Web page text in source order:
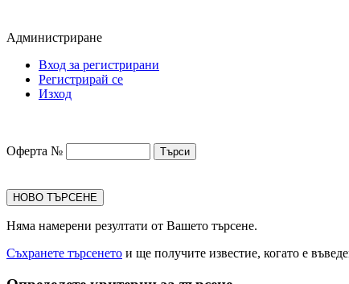
Администриране
Вход за регистрирани
Регистрирай се
Изход
Оферта №
НОВО ТЪРСЕНЕ
Няма намерени резултати от Вашето търсене.
Съхранете търсенето и ще получите известие, когато е